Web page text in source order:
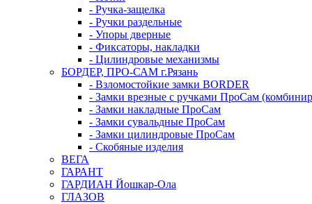
- Ручка-защелка
- Ручки раздельные
- Упоры дверные
- Фиксаторы, накладки
- Цилиндровые механизмы
БОРДЕР, ПРО-САМ г.Рязань
- Взломостойкие замки BORDER
- Замки врезные с ручками ПроСам
- Замки накладные ПроСам
- Замки сувальдные ПроСам
- Замки цилиндровые ПроСам
- Скобяные изделия
ВЕГА
ГАРАНТ
ГАРДИАН Йошкар-Ола
ГЛАЗОВ